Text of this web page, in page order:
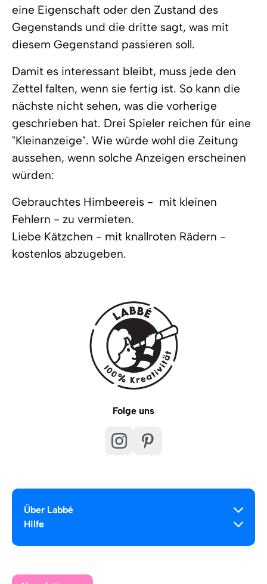
eine Eigenschaft oder den Zustand des
Gegenstands und die dritte sagt, was mit
diesem Gegenstand passieren soll.
Damit es interessant bleibt, muss jede den
Zettel falten, wenn sie fertig ist. So kann die
nächste nicht sehen, was die vorherige
geschrieben hat. Drei Spieler reichen für eine
"Kleinanzeige". Wie würde wohl die Zeitung
aussehen, wenn solche Anzeigen erscheinen
würden:
Gebrauchtes Himbeereis - mit kleinen
Fehlern - zu vermieten.
Liebe Kätzchen - mit knallroten Rädern -
kostenlos abzugeben.
Folge uns
Über Labbé
Hilfe